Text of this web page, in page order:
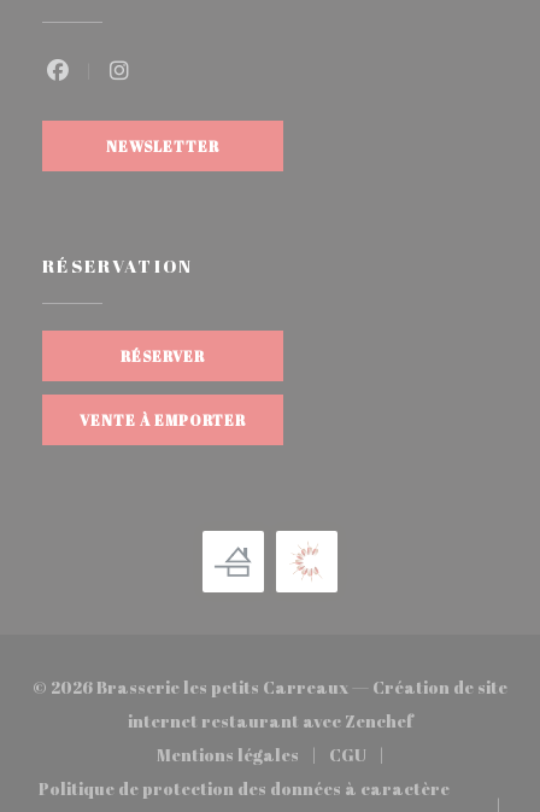
Facebook ((ouvre une nouvelle fenêtre))
NEWSLETTER
RÉSERVATION
RÉSERVER
VENTE À EMPORTER
© 2026 Brasserie les petits Carreaux — Création de site
internet restaurant avec Zenchef((ouvre une
Mentions légales
((ouvre une nouvelle fenêtre))
CGU
((ouvre une
Politique de protection des données à caractère